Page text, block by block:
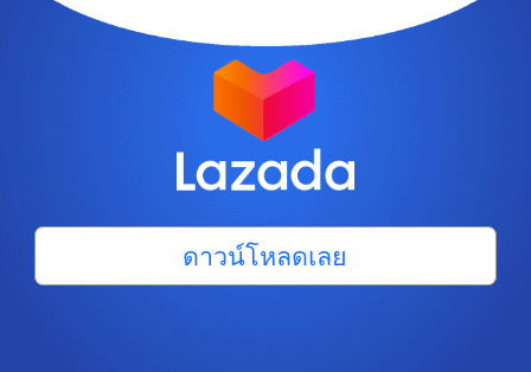
ดาวน์โหลดเลย